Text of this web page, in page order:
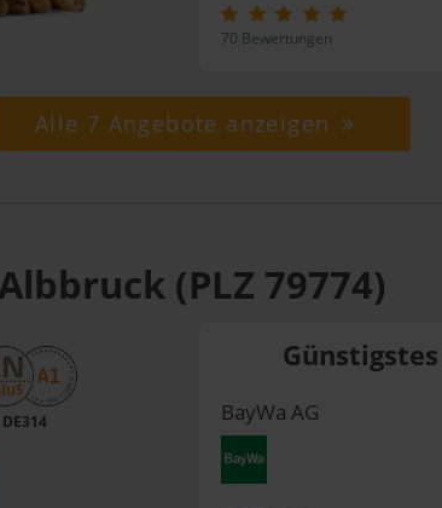
70 Bewertungen
Alle 7 Angebote anzeigen
(PLZ 79774)
DE314 BayWa AG